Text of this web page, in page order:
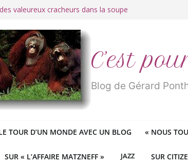
valeureux cracheurs dans la soupe
traité de « blanc de merde » !
meilleur des mondes » ou «
des féministes idéologiquesC’est
Blog de Gérard
TOUR D’UN MONDE AVEC UN BLOG « NOUS
SUR « L’AFFAIRE MATZNEFF » JAZZ SUR